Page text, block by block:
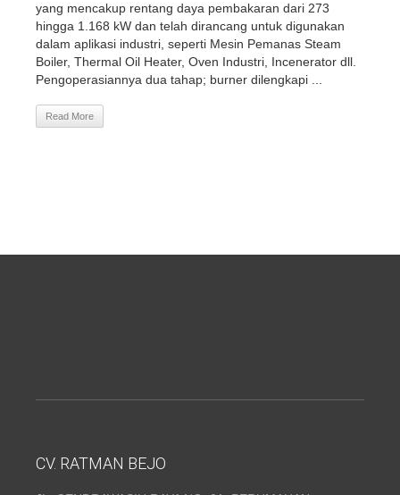
yang mencakup rentang daya pembakaran dari 273
hingga 1.168 kW dan telah dirancang untuk digunakan
dalam aplikasi industri, seperti Mesin Pemanas Steam
Boiler, Thermal Oil Heater, Oven Industri, Incenerator dll.
Pengoperasiannya dua tahap; burner dilengkapi ...
Read More
CV. RATMAN BEJO